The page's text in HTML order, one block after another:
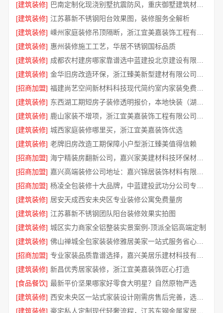
[建筑装修]
巴南定制化现浇别墅抗震防风，重庆御墅建筑材料有限公司
[建筑装修] 江苏慕新不锈钢阳台效果图，装修服务全解析
[建筑装修]
[建筑装修] 惠州装修施工工艺，华居不锈钢国标品质
[建筑装修]
[建筑装修]
[招商加盟]
[建筑装修]
[建筑装修]
[建筑装修] 城西家庭装修哪里买，浙江宜美嘉装饰优选
[建筑装修] 老牌旧房改造工期保障小户型浙江臻美值得信赖
[招商加盟]
海宁精装房翻新公司，嘉兴家美建材科技环保材料放心选
[招商加盟]
[招商加盟]
[建筑装修] 居安天成西安未央区专业装修公寓免费量房
[建筑装修] 江苏慕新不锈钢团队阳台装修效果实拍图
[建筑装修] 城区实力商家全铝整装实景案例-顶派全铝高端定制
[建筑装修]
佛山禅城全包家装装修雅居美家一站式服务省心省力
[招商加盟]
[建筑装修] 新昌优秀居家装修，浙江宜美嘉装饰匠心打造
[食品餐饮] 最新平价坚果哪家好零食大明星？自然原物严选
[建筑装修]
西安未央区一站式家装设计刚需房售后完善，选居安天成建筑工程
[建筑装修]